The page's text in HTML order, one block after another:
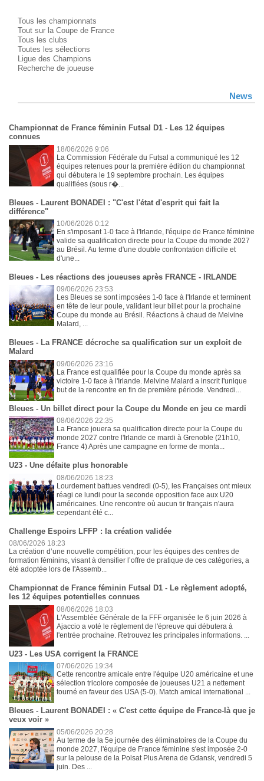
Tous les championnats
Tout sur la Coupe de France
Tous les clubs
Toutes les sélections
Ligue des Champions
Recherche de joueuse
News
Championnat de France féminin Futsal D1 - Les 12 équipes
connues
18/06/2026 9:06
La Commission Fédérale du Futsal a communiqué les 12
équipes retenues pour la première édition du championnat
qui débutera le 19 septembre prochain. Les équipes
qualifiées (sous r�...
Bleues - Laurent BONADEI : "C'est l'état d'esprit qui fait la
différence"
10/06/2026 0:12
En s'imposant 1-0 face à l'Irlande, l'équipe de France féminine
valide sa qualification directe pour la Coupe du monde 2027
au Brésil. Au terme d'une double confrontation difficile et
d'une...
Bleues - Les réactions des joueuses après FRANCE - IRLANDE
09/06/2026 23:53
Les Bleues se sont imposées 1-0 face à l'Irlande et terminent
en tête de leur poule, validant leur billet pour la prochaine
Coupe du monde au Brésil. Réactions à chaud de Melvine
Malard, ...
Bleues - La FRANCE décroche sa qualification sur un exploit de
Malard
09/06/2026 23:16
La France est qualifiée pour la Coupe du monde après sa
victoire 1-0 face à l'Irlande. Melvine Malard a inscrit l'unique
but de la rencontre en fin de première période. Vendredi...
Bleues - Un billet direct pour la Coupe du Monde en jeu ce mardi
08/06/2026 22:35
La France jouera sa qualification directe pour la Coupe du
monde 2027 contre l'Irlande ce mardi à Grenoble (21h10,
France 4) Après une campagne en forme de monta...
U23 - Une défaite plus honorable
08/06/2026 18:23
Lourdement battues vendredi (0-5), les Françaises ont mieux
réagi ce lundi pour la seconde opposition face aux U20
américaines. Une rencontre où aucun tir français n'aura
cependant été c...
Challenge Espoirs LFFP : la création validée
08/06/2026 18:23
La création d’une nouvelle compétition, pour les équipes des centres de
formation féminins, visant à densifier l’offre de pratique de ces catégories, a
été adoptée lors de l'Assemb...
Championnat de France féminin Futsal D1 - Le règlement adopté,
les 12 équipes potentielles connues
08/06/2026 18:03
L'Assemblée Générale de la FFF organisée le 6 juin 2026 à
Ajaccio a voté le règlement de l'épreuve qui débutera à
l'entrée prochaine. Retrouvez les principales informations. ...
U23 - Les USA corrigent la FRANCE
07/06/2026 19:34
Cette rencontre amicale entre l'équipe U20 américaine et une
sélection tricolore composée de joueuses U21 a nettement
tourné en faveur des USA (5-0). Match amical international ...
Bleues - Laurent BONADEI : « C'est cette équipe de France-là que je
veux voir »
05/06/2026 20:28
Au terme de la 5e journée des éliminatoires de la Coupe du
monde 2027, l'équipe de France féminine s'est imposée 2-0
sur la pelouse de la Polsat Plus Arena de Gdansk, vendredi 5
juin. Des ...